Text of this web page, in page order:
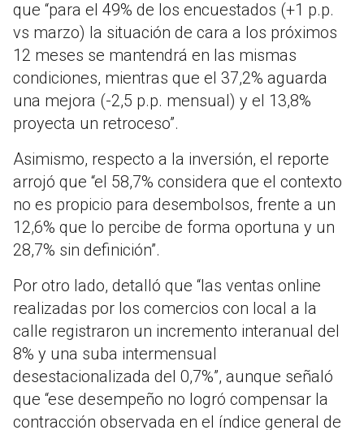
que “para el 49% de los encuestados (+1 p.p.
vs marzo) la situación de cara a los próximos
12 meses se mantendrá en las mismas
condiciones, mientras que el 37,2% aguarda
una mejora (-2,5 p.p. mensual) y el 13,8%
proyecta un retroceso”.
Asimismo, respecto a la inversión, el reporte
arrojó que “el 58,7% considera que el contexto
no es propicio para desembolsos, frente a un
12,6% que lo percibe de forma oportuna y un
28,7% sin definición”.
Por otro lado, detalló que “las ventas online
realizadas por los comercios con local a la
calle registraron un incremento interanual del
8% y una suba intermensual
desestacionalizada del 0,7%”, aunque señaló
que “ese desempeño no logró compensar la
contracción observada en el índice general de